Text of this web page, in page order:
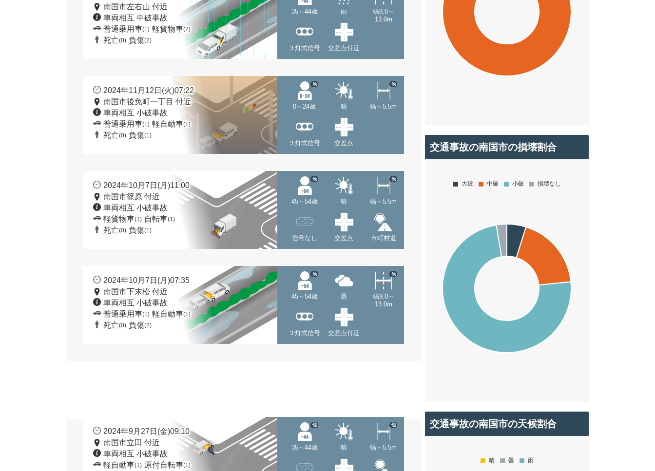
南国市左右山 付近
車両相互 中破事故
普通乗用車(1) 軽貨物車(2)
死亡(0) 負傷(2)
35～44歳 雨
幅9.0～
13.0m
３灯式信号 交差点付近
2024年11月12日(火)07:22
南国市後免町一丁目 付近
車両相互 小破事故
普通乗用車(1) 軽自動車(1)
死亡(0) 負傷(1)
0～24歳
他
晴 幅～5.5m
他
３灯式信号 交差点
2024年10月7日(月)11:00
南国市篠原 付近
車両相互 小破事故
軽貨物車(1) 自転車(1)
死亡(0) 負傷(1)
45～54歳
他
晴 幅～5.5m
他
信号なし 交差点 市町村道
2024年10月7日(月)07:35
南国市下末松 付近
車両相互 小破事故
普通乗用車(1) 軽自動車(1)
死亡(0) 負傷(2)
45～54歳
他
曇
幅9.0～
13.0m
他
３灯式信号 交差点付近
2024年9月27日(金)09:10
南国市立田 付近
車両相互 小破事故
軽自動車(1) 原付自転車(1)
35～44歳
他
晴 幅～5.5m
他
交通事故の南国市の損壊割合
交通事故の南国市の天候割合